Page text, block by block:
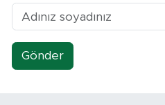
Gönder